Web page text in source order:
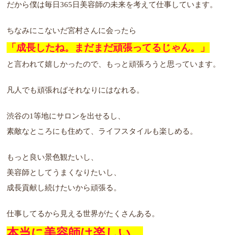
だから僕は毎日365日美容師の未来を考えて仕事しています。
ちなみにこないだ宮村さんに会ったら
「成長したね。まだまだ頑張ってるじゃん。」
と言われて嬉しかったので、もっと頑張ろうと思っています。
凡人でも頑張ればそれなりにはなれる。
渋谷の1等地にサロンを出せるし、
素敵なところにも住めて、ライフスタイルも楽しめる。
もっと良い景色観たいし、
美容師としてうまくなりたいし、
成長貢献し続けたいから頑張る。
仕事してるから見える世界がたくさんある。